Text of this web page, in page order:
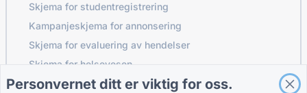
Skjema for studentregistrering
Kampanjeskjema for annonsering
Skjema for evaluering av hendelser
Skjema for helsevesen
Skjema for bestillingssystem for restauranter
Personvernet ditt er viktig for oss.